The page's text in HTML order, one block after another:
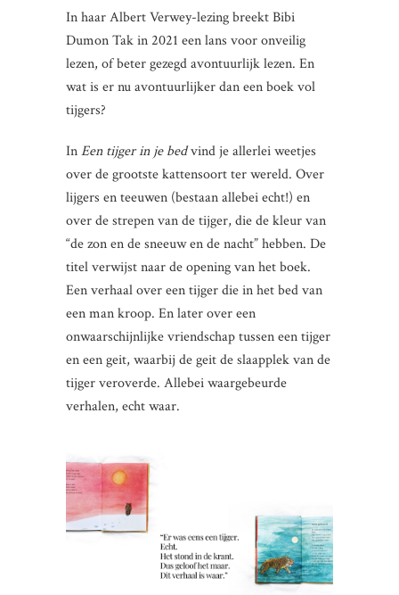
In haar Albert Verwey-lezing breekt Bibi
Dumon Tak in 2021 een lans voor onveilig
lezen, of beter gezegd avontuurlijk lezen. En
wat is er nu avontuurlijker dan een boek vol
tijgers?
InEen tijger in je bedvind je allerlei weetjes
over de grootste kattensoort ter wereld. Over
lijgers en teeuwen (bestaan allebei echt!) en
over de strepen van de tijger, die de kleur van
“de zon en de sneeuw en de nacht” hebben. De
titel verwijst naar de opening van het boek.
Een verhaal over een tijger die in het bed van
een man kroop. En later over een
onwaarschijnlijke vriendschap tussen een tijger
en een geit, waarbij de geit de slaapplek van de
tijger veroverde. Allebei waargebeurde
verhalen, echt waar.